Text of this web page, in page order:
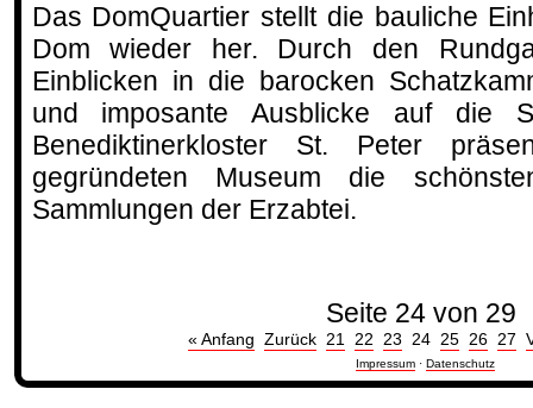
Das DomQuartier stellt die bauliche
Dom wieder her. Durch den
Einblicken in die barocken
und imposante Ausblicke auf die
Benediktinerkloster St. Peter
gegründeten Museum die
Sammlungen der Erzabtei.
Seite 24 von 29
« Anfang Zurück 21 22 23 24 25 26 27
Impressum · Datenschutz